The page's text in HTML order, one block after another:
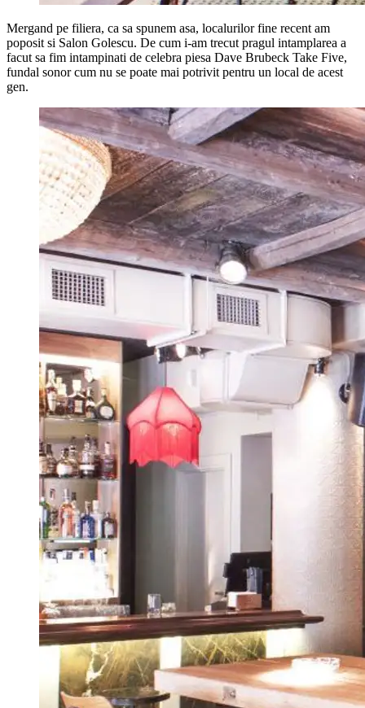
Mergand pe filiera, ca sa spunem asa, localurilor fine recent am
poposit si Salon Golescu. De cum i-am trecut pragul intamplarea a
facut sa fim intampinati de celebra piesa Dave Brubeck Take Five,
fundal sonor cum nu se poate mai potrivit pentru un local de acest
gen.